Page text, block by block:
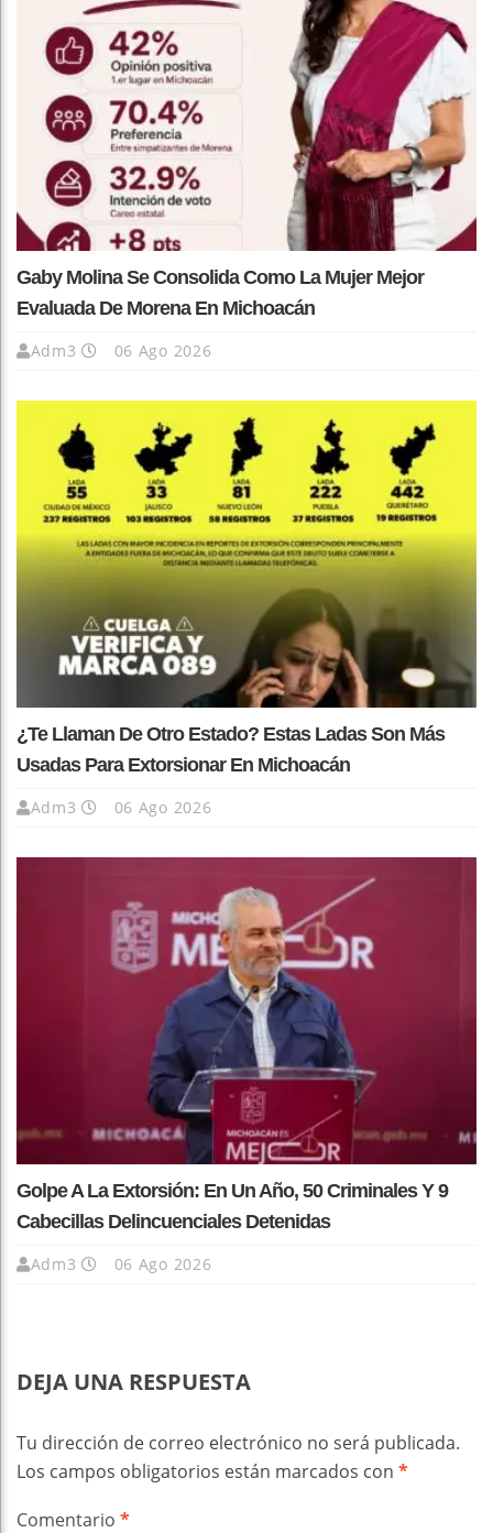
Gaby Molina Se Consolida Como La Mujer Mejor
Evaluada De Morena En Michoacán
Adm3 06 Ago 2026
¿Te Llaman De Otro Estado? Estas Ladas Son Más
Usadas Para Extorsionar En Michoacán
Adm3 06 Ago 2026
Golpe A La Extorsión: En Un Año, 50 Criminales Y 9
Cabecillas Delincuenciales Detenidas
Adm3 06 Ago 2026
DEJA UNA RESPUESTA
Tu dirección de correo electrónico no será publicada.
Los campos obligatorios están marcados con *
Comentario *